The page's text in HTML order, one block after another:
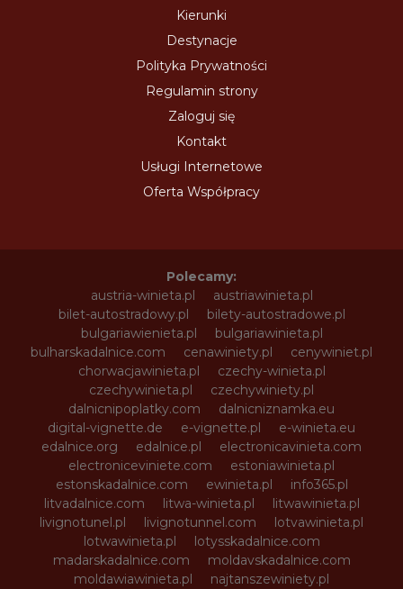
Kierunki
Destynacje
Polityka Prywatności
Regulamin strony
Zaloguj się
Kontakt
Usługi Internetowe
Oferta Współpracy
Polecamy:
austria-winieta.pl
austriawinieta.pl
bilet-autostradowy.pl
bilety-autostradowe.pl
bulgariawienieta.pl
bulgariawinieta.pl
bulharskadalnice.com
cenawiniety.pl
cenywiniet.pl
chorwacjawinieta.pl
czechy-winieta.pl
czechywinieta.pl
czechywiniety.pl
dalnicnipoplatky.com
dalnicniznamka.eu
digital-vignette.de
e-vignette.pl
e-winieta.eu
edalnice.org
edalnice.pl
electronicavinieta.com
electroniceviniete.com
estoniawinieta.pl
estonskadalnice.com
ewinieta.pl
info365.pl
litvadalnice.com
litwa-winieta.pl
litwawinieta.pl
livignotunel.pl
livignotunnel.com
lotvawinieta.pl
lotwawinieta.pl
lotysskadalnice.com
madarskadalnice.com
moldavskadalnice.com
moldawiawinieta.pl
najtanszewiniety.pl